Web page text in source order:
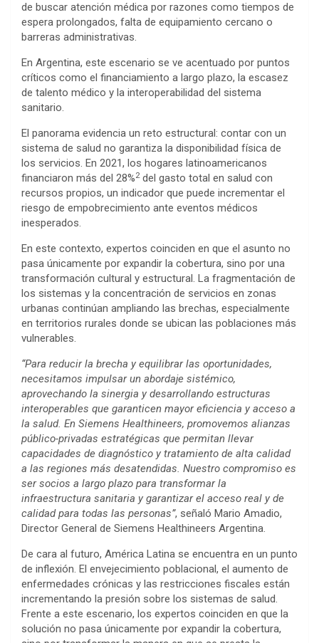
de buscar atención médica por razones como tiempos de
espera prolongados, falta de equipamiento cercano o
barreras administrativas.
En Argentina, este escenario se ve acentuado por puntos
críticos como el financiamiento a largo plazo, la escasez
de talento médico y la interoperabilidad del sistema
sanitario.
El panorama evidencia un reto estructural: contar con un
sistema de salud no garantiza la disponibilidad física de
los servicios. En 2021, los hogares latinoamericanos
financiaron más del 28%2del gasto total en salud con
recursos propios, un indicador que puede incrementar el
riesgo de empobrecimiento ante eventos médicos
inesperados.
En este contexto, expertos coinciden en que el asunto no
pasa únicamente por expandir la cobertura, sino por una
transformación cultural y estructural. La fragmentación de
los sistemas y la concentración de servicios en zonas
urbanas continúan ampliando las brechas, especialmente
en territorios rurales donde se ubican las poblaciones más
vulnerables.
“Para reducir la brecha y equilibrar las oportunidades,
necesitamos impulsar un abordaje sistémico,
aprovechando la sinergia y desarrollando estructuras
interoperables que garanticen mayor eficiencia y acceso a
la salud. En Siemens Healthineers, promovemos alianzas
público-privadas estratégicas que permitan llevar
capacidades de diagnóstico y tratamiento de alta calidad
a las regiones más desatendidas. Nuestro compromiso es
ser socios a largo plazo para transformar la
infraestructura sanitaria y garantizar el acceso real y de
calidad para todas las personas”, señaló Mario Amadio,
Director General de Siemens Healthineers Argentina.
De cara al futuro, América Latina se encuentra en un punto
de inflexión. El envejecimiento poblacional, el aumento de
enfermedades crónicas y las restricciones fiscales están
incrementando la presión sobre los sistemas de salud.
Frente a este escenario, los expertos coinciden en que la
solución no pasa únicamente por expandir la cobertura,